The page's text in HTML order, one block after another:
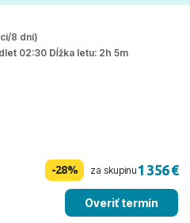
8 dní)
02:30 Dĺžka letu: 2h 5m
-28% za skupinu1 356 €
Overiť termín